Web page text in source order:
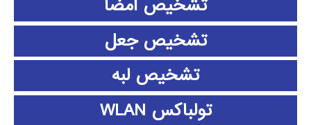
تشخیص امضا
تشخیص جعل
تشخیص لبه
تولباکس WLAN